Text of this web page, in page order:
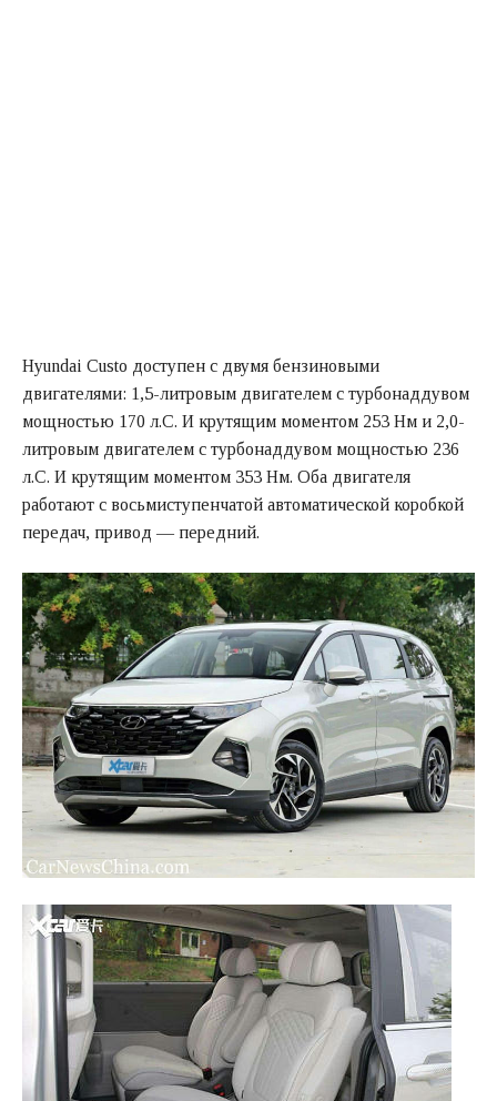
Hyundai Custo доступен с двумя бензиновыми
двигателями: 1,5-литровым двигателем с турбонаддувом
мощностью 170 л.С. И крутящим моментом 253 Нм и 2,0-
литровым двигателем с турбонаддувом мощностью 236
л.С. И крутящим моментом 353 Нм. Оба двигателя
работают с восьмиступенчатой автоматической коробкой
передач, привод — передний.